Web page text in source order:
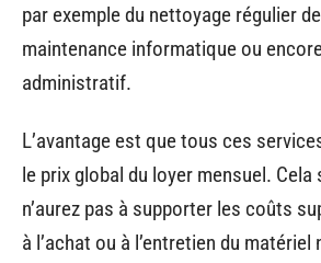
par exemple du nettoyage régulier
maintenance informatique ou
administratif.
L’avantage est que tous ces
le prix global du loyer mensuel. Cela
n’aurez pas à supporter les coûts
à l’achat ou à l’entretien du